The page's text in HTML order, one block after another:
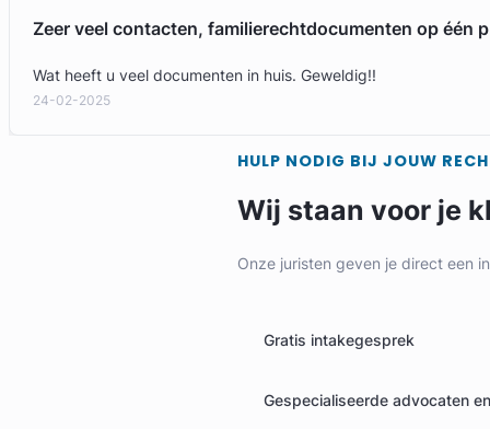
Zeer veel contacten, familierechtdocumenten op één
Wat heeft u veel documenten in huis. Geweldig!!
24-02-2025
HULP NODIG BIJ JOUW
Wij staan voor je
Onze juristen geven je direct een
Gratis intakegesprek
Gespecialiseerde advocaten